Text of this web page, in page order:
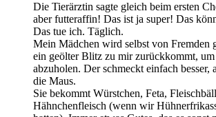
Die Tierärztin sagte gleich beim ersten
aber futteraffin! Das ist ja super! Das
Das tue ich. Täglich.
Mein Mädchen wird selbst von Fremden
ein geölter Blitz zu mir zurückkommt,
abzuholen. Der schmeckt einfach besser,
die Maus.
Sie bekommt Würstchen, Feta,
Hähnchenfleisch (wenn wir